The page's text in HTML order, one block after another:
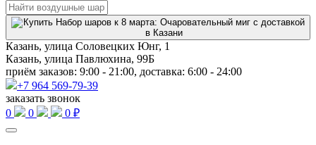
Казань, улица Соловецких Юнг, 1
Казань, улица Павлюхина, 99Б
приём заказов: 9:00 - 21:00, доставка: 6:00 - 24:00
+7 964 569-79-39
заказать звонок
0
0 0 ₽